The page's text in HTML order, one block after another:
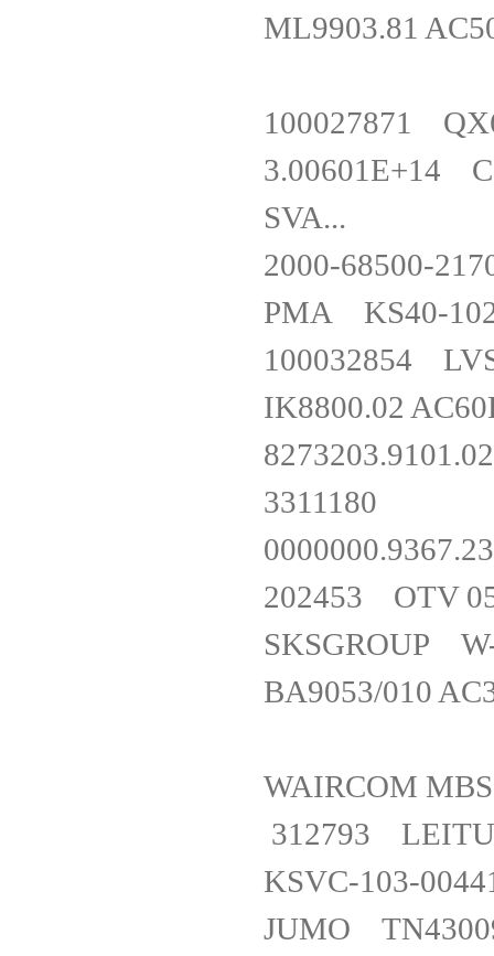
ML9903.81
100027871
3.00601E+14
SVA...
2000-68500-
PMA KS40-
100032854
IK8800.02
202453
SKSGROUP
BA9053/010
WAIRCOM
312793
KSVC-
JUMO